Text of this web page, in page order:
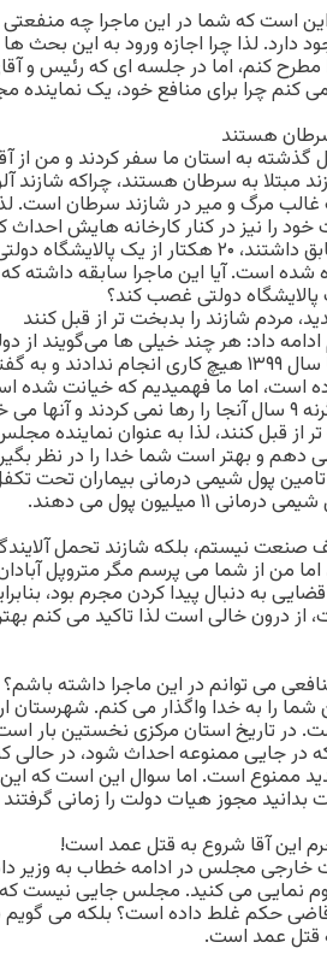
است که شما در این ماجرا چه منفعتی
لذا چرا اجازه ورود به این بحث
کنم، اما در جلسه ای که رئیس و
کنم چرا برای منافع خود، یک نماینده
گذشته به استان ما سفر کردند و من
شازند مبتلا به سرطان هستند، چراکه
مرگ و میر در شازند سرطان است.
خود را نیز در کنار کارخانه هایش احداث
سمت آقای جهانگیری معاون اول سابق داشتند، ۲۰ هکتار
داده شده است. آیا این ماجرا سابقه داشته
پالایشگاه دولتی غصب کند؟
مردم شازند را بدبخت تر از قبل کنند
داد: هر چند خیلی ها می‌گویند از
داشتند، اما سوال این است که چرا تا سال ۱۳۹۹ هیچ کاری
است، اما ما فهمیدیم که خیانت شده
پولشویی کار دیگری نخواهند کرد، وگرنه ۹ سال آنجا را رها نمی
قبل کنند، لذا به عنوان نماینده
دهم و بهتر است شما خدا را در نظر
تامین پول شیمی درمانی بیماران تحت
پول می دهند.
نیستم، بلکه شازند تحمل
من از شما می پرسم مگر متروپل
به دنبال پیدا کردن مجرم بود،
از درون خالی است لذا تاکید می کنم
می توانم در این ماجرا داشته
شما را به خدا واگذار می کنم. شهرستان
در تاریخ استان مرکزی نخستین بار
ممنوع است. اما سوال این است که این
مجوز هیات دولت را زمانی
این آقا شروع به قتل عمد است!
مجلس در ادامه خطاب به وزیر
نمایی می کنید. مجلس جایی نیست که
حکم غلط داده است؟ بلکه می گویم
قتل عمد است.